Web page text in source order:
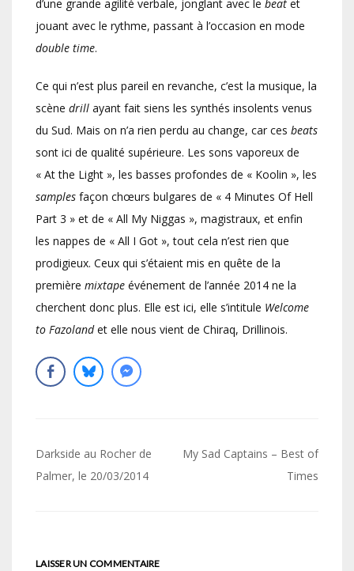
d’une grande agilité verbale, jonglant avec le beat et
jouant avec le rythme, passant à l’occasion en mode
double time.
Ce qui n’est plus pareil en revanche, c’est la musique, la
scène drill ayant fait siens les synthés insolents venus
du Sud. Mais on n’a rien perdu au change, car ces beats
sont ici de qualité supérieure. Les sons vaporeux de
« At the Light », les basses profondes de « Koolin », les
samples façon chœurs bulgares de « 4 Minutes Of Hell
Part 3 » et de « All My Niggas », magistraux, et enfin
les nappes de « All I Got », tout cela n’est rien que
prodigieux. Ceux qui s’étaient mis en quête de la
première mixtape événement de l’année 2014 ne la
cherchent donc plus. Elle est ici, elle s’intitule Welcome
to Fazolandet elle nous vient de Chiraq, Drillinois.
Navigation
de
Darkside au Rocher de
Palmer, le 20/03/2014
My Sad Captains – Best of
Times
LAISSER UN COMMENTAIRE